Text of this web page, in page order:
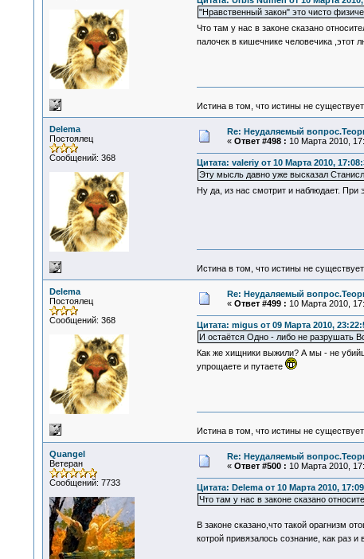
"Нравственный закон" это чисто
Что там у нас в законе сказано
палочек в кишечнике человечика ,этот
Истина в том, что истины не существует
Delema
Постоялец
Сообщений: 368
Re: Неудаляемый
« Ответ #498 : 10 Марта 2010,
Цитата: valeriy от 10 Марта 2010,
Эту мысль давно уже высказал
Ну да, из нас смотрит и наблюдает.
Истина в том, что истины не существует
Delema
Постоялец
Сообщений: 368
Re: Неудаляемый
« Ответ #499 : 10 Марта 2010,
Цитата: migus от 09 Марта 2010,
И остаётся Одно - либо не разрушать
Как же хищники выжили? А мы - не
упрощаете и путаете
Истина в том, что истины не существует
Quangel
Ветеран
Сообщений: 7733
Re: Неудаляемый
« Ответ #500 : 10 Марта 2010,
Цитата: Delema от 10 Марта 2010,
Что там у нас в законе сказано
В законе сказано,что такой орагнизм
котрой привязалось сознание, как раз